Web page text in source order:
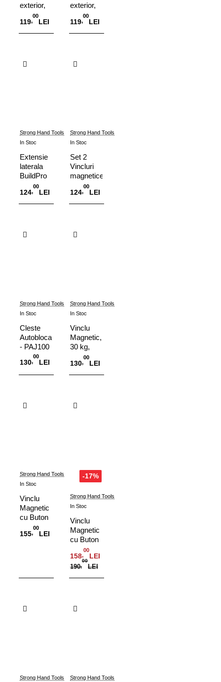
exterior,
ajustabil,
MLA450
119,
00
LEI
exterior,
ajustabil,
MLA600
119,
00
LEI
Strong Hand Tools
In Stoc
Extensie
laterala
BuildPro
si/sau
Rhino
Cart
124,
00
LEI
Strong Hand Tools
In Stoc
Set 2
Vincluri
magnetice
interior-
exterior,
forta 14
124,
00
LEI
Strong Hand Tools
In Stoc
Cleste
Autoblocant
- PAJ100
130,
00
LEI
Strong Hand Tools
In Stoc
Vinclu
Magnetic,
30 kg,
MS45
130,
00
LEI
Strong Hand Tools
In Stoc
Vinclu
Magnetic
cu Buton
Adjust-
O™, 30
155,
00
LEI
-17%
Strong Hand Tools
In Stoc
Vinclu
Magnetic
cu Buton
Adjust-
O™, 40
kg,
MSA46-
158,
00
LEI
190,
00
LEI
Strong Hand Tools
Strong Hand Tools